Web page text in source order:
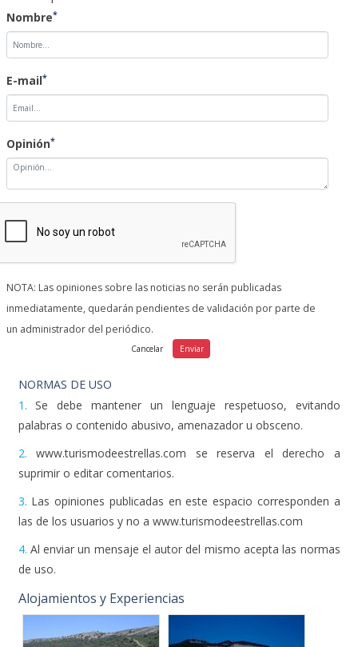
Nombre*
E-mail*
Opinión*
NOTA: Las opiniones sobre las noticias no serán publicadas
inmediatamente, quedarán pendientes de validación por parte de
un administrador del periódico.
NORMAS DE USO
1. Se debe mantener un lenguaje respetuoso, evitando
palabras o contenido abusivo, amenazador u obsceno.
2. www.turismodeestrellas.com se reserva el derecho a
suprimir o editar comentarios.
3. Las opiniones publicadas en este espacio corresponden a
las de los usuarios y no a www.turismodeestrellas.com
4. Al enviar un mensaje el autor del mismo acepta las normas
de uso.
Alojamientos y Experiencias